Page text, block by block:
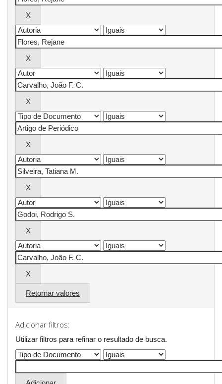
Retornar valores
Adicionar filtros:
Utilizar filtros para refinar o resultado de busca.